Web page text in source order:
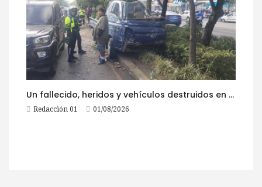
Un fallecido, heridos y vehículos destruidos en accidentes registrados este 1 de agosto
Redacción 01 01/08/2026